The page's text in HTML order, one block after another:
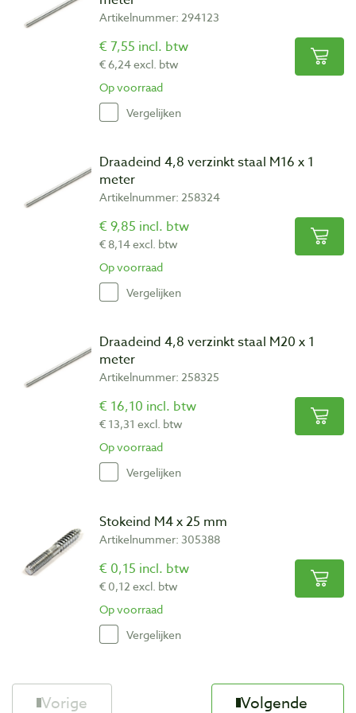
Artikelnummer: 294123
€ 7,55 incl. btw
€ 6,24 excl. btw
Op voorraad
Vergelijken
Draadeind 4,8 verzinkt staal M16 x 1
meter
Artikelnummer: 258324
€ 9,85 incl. btw
€ 8,14 excl. btw
Op voorraad
Vergelijken
Draadeind 4,8 verzinkt staal M20 x 1
meter
Artikelnummer: 258325
€ 16,10 incl. btw
€ 13,31 excl. btw
Op voorraad
Vergelijken
Stokeind M4 x 25 mm
Artikelnummer: 305388
€ 0,15 incl. btw
€ 0,12 excl. btw
Op voorraad
Vergelijken
Vorige Volgende